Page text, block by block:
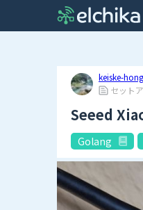
keiske-
セット
Seeed
Golang